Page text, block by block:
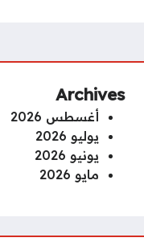
Archives
أغسطس 2026
يوليو 2026
يونيو 2026
مايو 2026